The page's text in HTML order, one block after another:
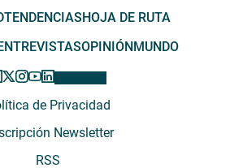
TENDENCIAS HOJA DE RUTA
ENTREVISTASOPINIÓN MUNDO
de Privacidad
Newsletter
RSS